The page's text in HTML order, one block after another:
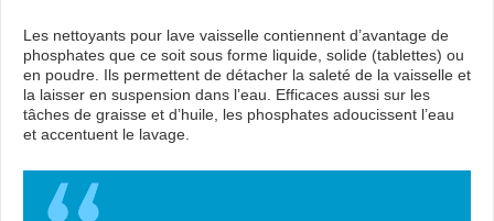
Les nettoyants pour lave vaisselle contiennent d’avantage de
phosphates que ce soit sous forme liquide, solide (tablettes) ou
en poudre. Ils permettent de détacher la saleté de la vaisselle et
la laisser en suspension dans l’eau. Efficaces aussi sur les
tâches de graisse et d’huile, les phosphates adoucissent l’eau
et accentuent le lavage.